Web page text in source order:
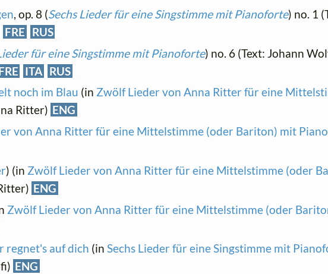
, op. 8 (Sechs Lieder für eine Singstimme mit Pianoforte) no. 1
FRE
RUS
für eine Singstimme mit Pianoforte) no. 6 (Text: Johann
ITA RUS
noch im Blau (in Zwölf Lieder von Anna Ritter für eine
Ritter) ENG
von Anna Ritter für eine Mittelstimme (oder Bariton) mit
) (in Zwölf Lieder von Anna Ritter für eine Mittelstimme (oder
ENG
Zwölf Lieder von Anna Ritter für eine Mittelstimme (oder
regnet's auf dich (in Sechs Lieder für eine Singstimme mit
ENG